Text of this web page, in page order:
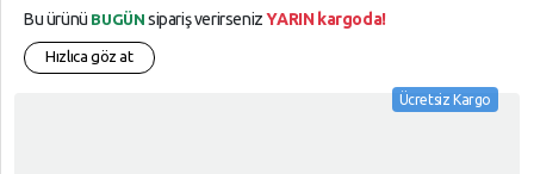
Bu ürünü BUGÜN sipariş verirsenizYARIN kargoda!
Hızlıca göz at
Ücretsiz Kargo